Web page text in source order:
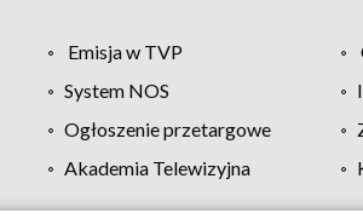
Emisja w TVP
System NOS
Ogłoszenie przetargowe
Akademia Telewizyjna